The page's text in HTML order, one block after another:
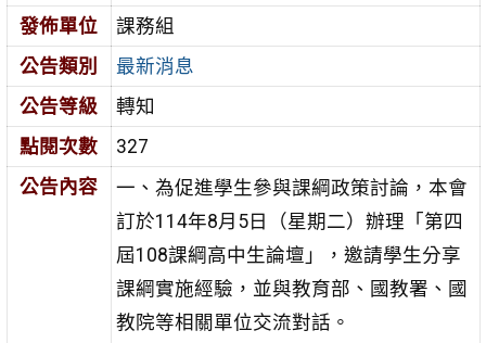
發佈單位
課務組
公告類別
最新消息
公告等級
轉知
點閱次數
327
公告內容
一、為促進學生參與課綱政策討論，本會
訂於114年8月5日（星期二）辦理「第四
屆108課綱高中生論壇」，邀請學生分享
課綱實施經驗，並與教育部、國教署、國
教院等相關單位交流對話。